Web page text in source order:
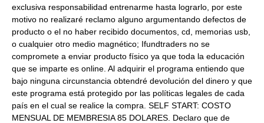
exclusiva responsabilidad entrenarme hasta lograrlo, por este
motivo no realizaré reclamo alguno argumentando defectos de
producto o el no haber recibido documentos, cd, memorias usb,
o cualquier otro medio magnético; Ifundtraders no se
compromete a enviar producto físico ya que toda la educación
que se imparte es online. Al adquirir el programa entiendo que
bajo ninguna circunstancia obtendré devolución del dinero y que
este programa está protegido por las políticas legales de cada
país en el cual se realice la compra. SELF START: COSTO
MENSUAL DE MEMBRESIA 85 DOLARES. Declaro que de